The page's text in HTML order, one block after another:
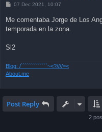
P
t
07 Dec 2021, 10:07
Me comentaba Jorge de Los
temporada en la zona.
Sl2
Blog: /`````````````~<?////=<
About.me
Post Reply
2